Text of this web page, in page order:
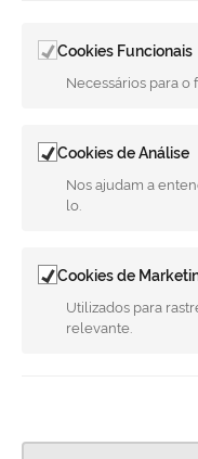
Facebook
Twitter
LinkedIn
Instagram
Cookies Funcionais
Necessários para o
Cookies de Análise
Nos ajudam a
lo.
Cookies de
Utilizados para
relevante.